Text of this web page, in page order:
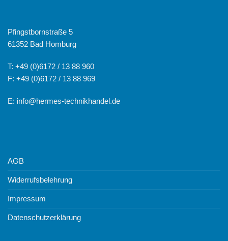
Pfingstbornstraße 5
61352 Bad Homburg
T: +49 (0)6172 / 13 88 960
F: +49 (0)6172 / 13 88 969
E: info@hermes-technikhandel.de
AGB
Widerrufsbelehrung
Impressum
Datenschutzerklärung